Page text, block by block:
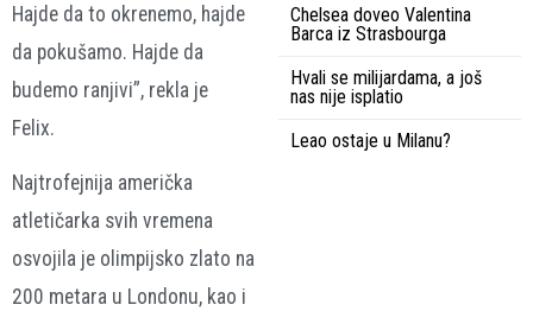
Hajde da to okrenemo, hajde
da pokušamo. Hajde da
budemo ranjivi”, rekla je
Felix.
Najtrofejnija američka
atletičarka svih vremena
osvojila je olimpijsko zlato na
200 metara u Londonu, kao i
Chelsea doveo Valentina
Barca iz Strasbourga
Hvali se milijardama, a još
nas nije isplatio
Leao ostaje u Milanu?